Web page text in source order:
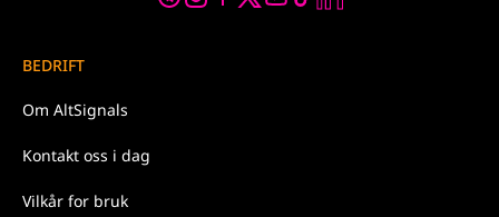
BEDRIFT
Om AltSignals
Kontakt oss i dag
Vilkår for bruk